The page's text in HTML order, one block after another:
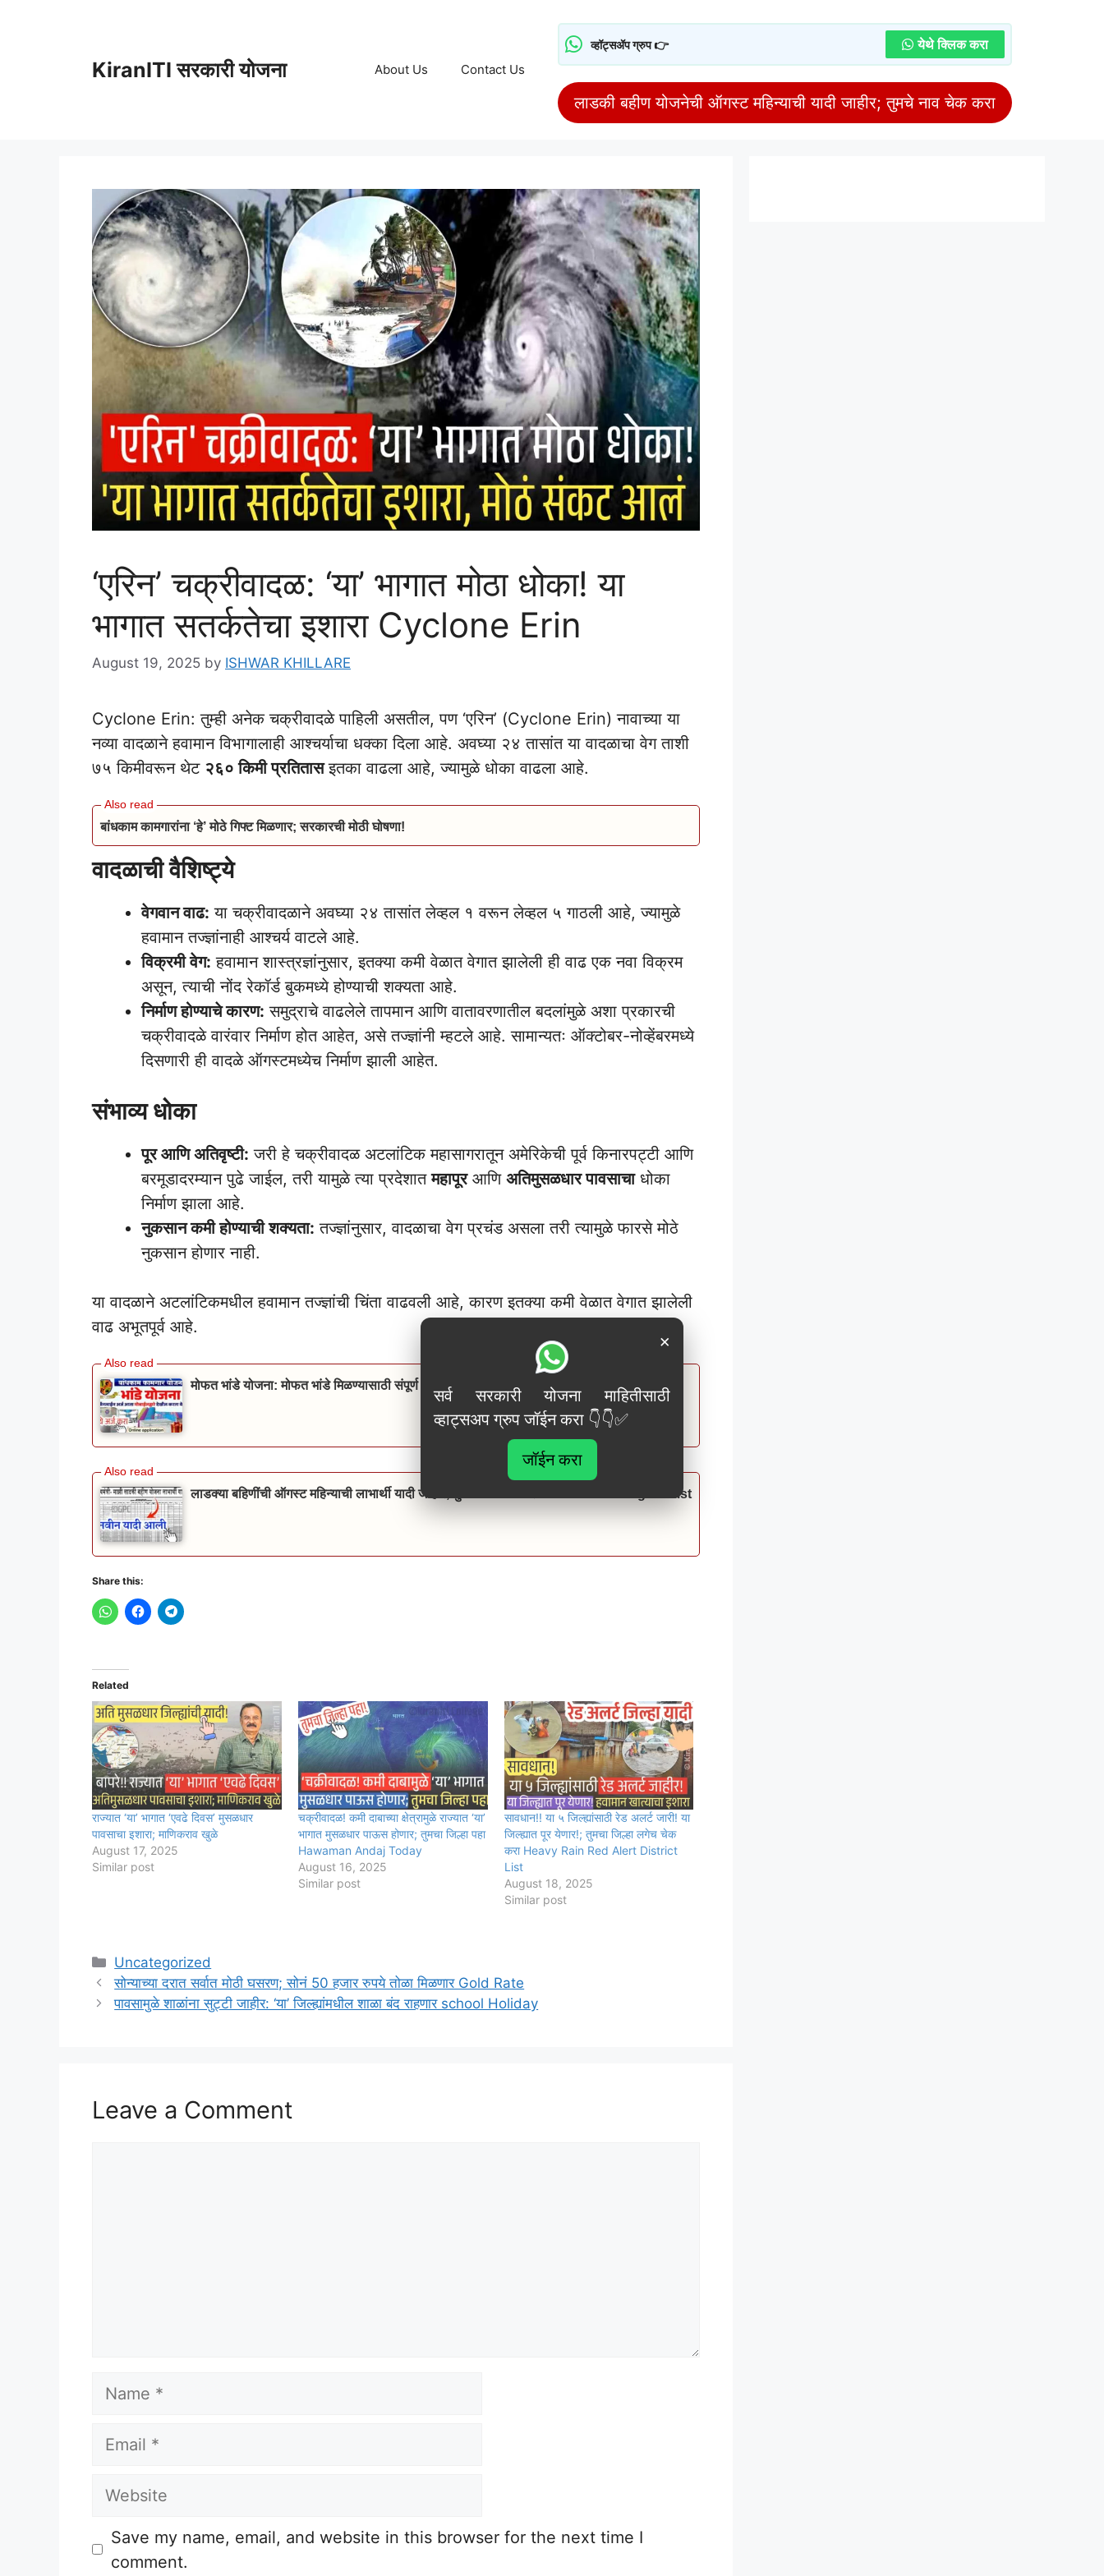
KiranITI सरकारी योजना About Us Contact Us
व्हॉट्सॲप ग्रुप 👉 येथे क्लिक करा
लाडकी बहीण योजनेची ऑगस्ट महिन्याची यादी जाहीर; तुमचे नाव चेक करा
‘एरिन’ चक्रीवादळ: ‘या’ भागात मोठा धोका! या
भागात सतर्कतेचा इशारा Cyclone Erin
August 19, 2025 by ISHWAR KHILLARE
Cyclone Erin: तुम्ही अनेक चक्रीवादळे पाहिली असतील, पण ‘एरिन’ (Cyclone Erin) नावाच्या या
नव्या वादळाने हवामान विभागालाही आश्चर्याचा धक्का दिला आहे. अवघ्या २४ तासांत या वादळाचा वेग ताशी
७५ किमीवरून थेट २६० किमी प्रतितासइतका वाढला आहे, ज्यामुळे धोका वाढला आहे.
बांधकाम कामगारांना ‘हे’ मोठे गिफ्ट मिळणार; सरकारची मोठी घोषणा!
वादळाची वैशिष्ट्ये
वेगवान वाढ: या चक्रीवादळाने अवघ्या २४ तासांत लेव्हल १ वरून लेव्हल ५ गाठली आहे, ज्यामुळे
हवामान तज्ज्ञांनाही आश्चर्य वाटले आहे.
विक्रमी वेग: हवामान शास्त्रज्ञांनुसार, इतक्या कमी वेळात वेगात झालेली ही वाढ एक नवा विक्रम
असून, त्याची नोंद रेकॉर्ड बुकमध्ये होण्याची शक्यता आहे.
निर्माण होण्याचे कारण: समुद्राचे वाढलेले तापमान आणि वातावरणातील बदलांमुळे अशा प्रकारची
चक्रीवादळे वारंवार निर्माण होत आहेत, असे तज्ज्ञांनी म्हटले आहे. सामान्यतः ऑक्टोबर-नोव्हेंबरमध्ये
दिसणारी ही वादळे ऑगस्टमध्येच निर्माण झाली आहेत.
संभाव्य धोका
पूर आणि अतिवृष्टी: जरी हे चक्रीवादळ अटलांटिक महासागरातून अमेरिकेची पूर्व किनारपट्टी आणि
बरमूडादरम्यान पुढे जाईल, तरी यामुळे त्या प्रदेशातमहापूरआणि अतिमुसळधार पावसाचाधोका
निर्माण झाला आहे.
नुकसान कमी होण्याची शक्यता: तज्ज्ञांनुसार, वादळाचा वेग प्रचंड असला तरी त्यामुळे फारसे मोठे
नुकसान होणार नाही.
या वादळाने अटलांटिकमधील हवामान तज्ज्ञांची चिंता वाढवली आहे, कारण इतक्या कमी वेळात वेगात झालेली
वाढ अभूतपूर्व आहे.
मोफत भांडे योजना: मोफत भांडे मिळण्यासाठी संपूर्ण अर्ज प्रक्रिया येथे पहा! Mofat bhandi set apply
लाडक्या बहिणींची ऑगस्ट महिन्याची लाभार्थी यादी जाहीर, तुमचे नाव चेक करा Ladki Bahin August List
Share this:
Related
राज्यात ‘या’ भागात ‘एवढे दिवस’ मुसळधार
पावसाचा इशारा; माणिकराव खुळे
August 17, 2025
Similar post
चक्रीवादळ! कमी दाबाच्या क्षेत्रामुळे राज्यात ‘या’
भागात मुसळधार पाऊस होणार; तुमचा जिल्हा पहा
Hawaman Andaj Today
August 16, 2025
Similar post
सावधान!! या ५ जिल्ह्यांसाठी रेड अलर्ट जारी! या
जिल्ह्यात पूर येणार!; तुमचा जिल्हा लगेच चेक
करा Heavy Rain Red Alert District
List
August 18, 2025
Similar post
Categories
Uncategorized
सोन्याच्या दरात सर्वात मोठी घसरण; सोनं 50 हजार रुपये तोळा मिळणार Gold Rate
पावसामुळे शाळांना सुट्टी जाहीर: ‘या’ जिल्ह्यांमधील शाळा बंद राहणार school Holiday
Leave a Comment
Name
Email
Website
Save my name, email, and website in this browser for the next time I
comment.
×
सर्व सरकारी योजना माहितीसाठी
व्हाट्सअप ग्रुप जॉईन करा 👇👇✅
जॉईन करा